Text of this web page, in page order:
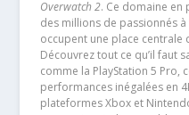
Overwatch 2. Ce domaine en
des millions de passionnés
occupent une place
Découvrez tout ce qu’il faut
comme la PlayStation 5 Pro,
performances inégalées en
plateformes Xbox et